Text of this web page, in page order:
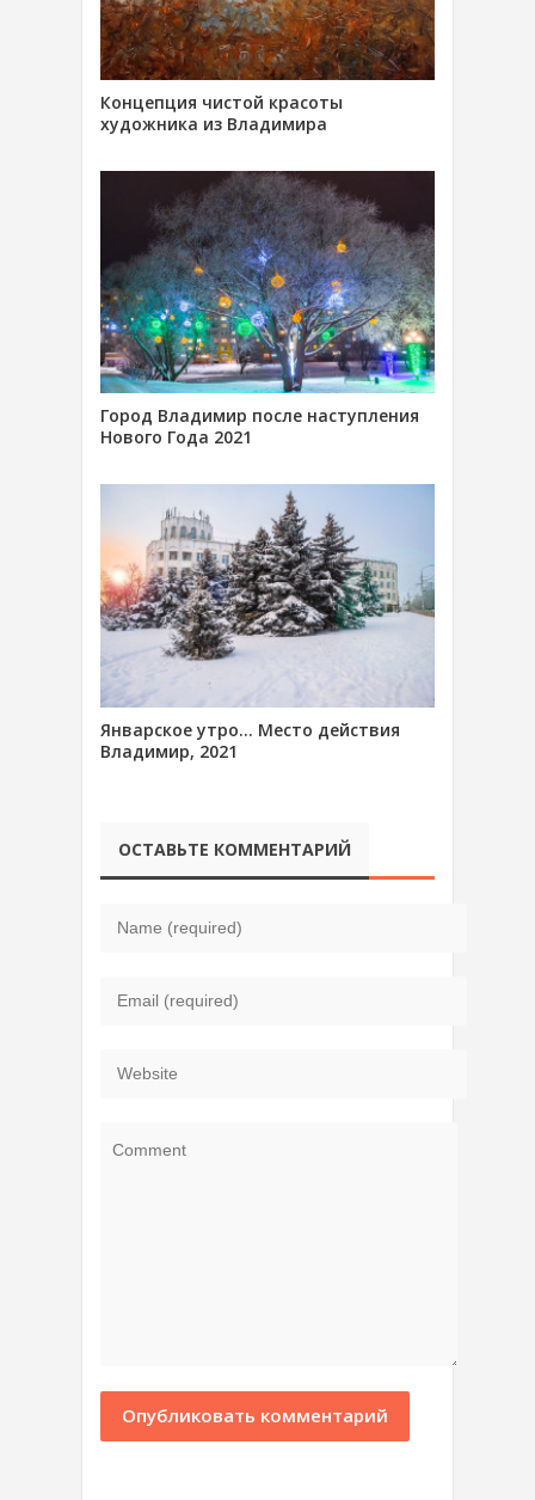
Концепция чистой красоты
художника из Владимира
Город Владимир после наступления
Нового Года 2021
Январское утро… Место действия
Владимир, 2021
ОСТАВЬТЕ КОММЕНТАРИЙ